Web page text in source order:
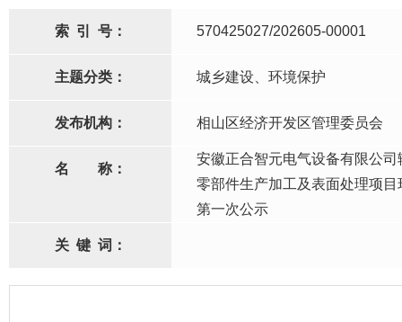
索 引 号： 570425027/202605-00001
主题分类： 城乡建设、环境保护
发布机构： 相山区经济开发区管理委员会
名 称：
安徽正合智元电气设备有限公司
零部件生产加工及表面处理项目
第一次公示
关 键 词：